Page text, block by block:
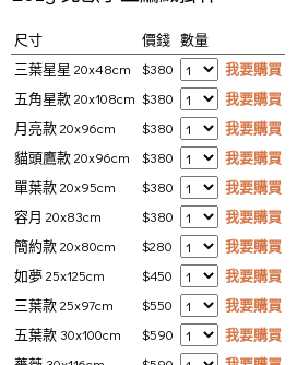
尺寸 價錢 數量
三葉星星 20x48cm
$380
我要購買
五角星款 20x108cm $380
我要購買
月亮款 20x96cm
$380
我要購買
貓頭鷹款 20x96cm
$380
我要購買
單葉款 20x95cm
$380
我要購買
容月 20x83cm
$380
我要購買
簡約款 20x80cm
$280
我要購買
如夢 25x125cm
$450
我要購買
三葉款 25x97cm
$550
我要購買
五葉款 30x100cm
$590
我要購買